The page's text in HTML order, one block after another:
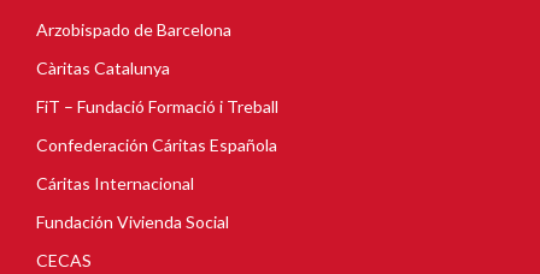
Arzobispado de Barcelona
Càritas Catalunya
FiT – Fundació Formació i Treball
Confederación Cáritas Española
Cáritas Internacional
Fundación Vivienda Social
CECAS